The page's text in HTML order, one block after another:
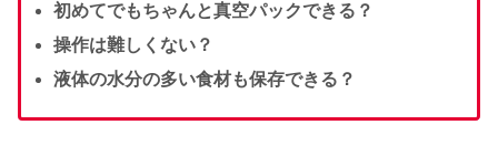
初めてでもちゃんと真空パックできる？
操作は難しくない？
液体の水分の多い食材も保存できる？